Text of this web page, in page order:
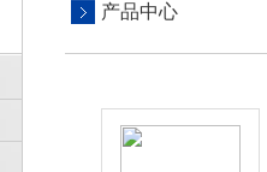
产品中心